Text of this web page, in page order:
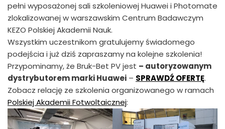
pełni wyposażonej sali szkoleniowej Huawei i Photomate
zlokalizowanej w warszawskim Centrum Badawczym
KEZO Polskiej Akademii Nauk.
Wszystkim uczestnikom gratulujemy świadomego
podejścia i już dziś zapraszamy na kolejne szkolenia!
Przypominamy, że Bruk-Bet PV jest – autoryzowanym
dystrybutorem marki Huawei – SPRAWDŹ OFERTĘ.
Zobacz relację ze szkolenia organizowanego w ramach
Polskiej Akademii Fotwoltaicznej: